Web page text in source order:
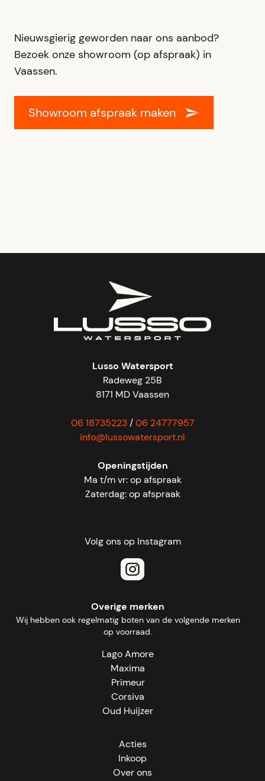
Nieuwsgierig geworden naar ons aanbod?
Bezoek onze showroom (op afspraak) in
Vaassen.
Showroom afspraak maken
Lusso Watersport
Radeweg 25B
8171 MD Vaassen
06 18735223/06 24777957
info@lussowatersport.nl
Openingstijden
Ma t/m vr: op afspraak
Zaterdag: op afspraak
Volg ons op Instagram
Overige merken
Wij hebben ook regelmatig boten van de volgende merken
op voorraad.
Lago Amore
Maxima
Primeur
Corsiva
Oud Huijzer
Acties
Inkoop
Over ons